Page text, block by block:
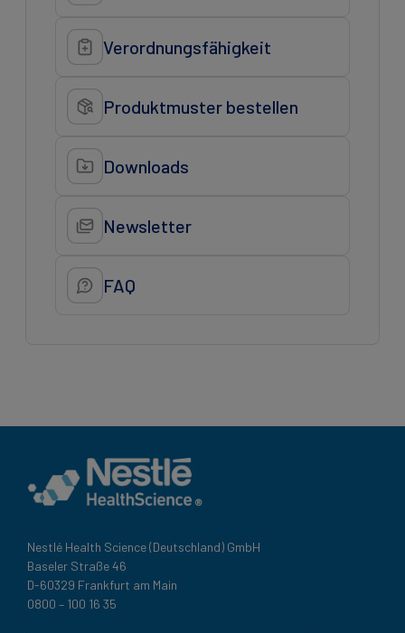
Verordnungsfähigkeit
Produktmuster bestellen
Downloads
Newsletter
FAQ
Nestlé Health Science (Deutschland) GmbH
Baseler Straße 46
D-60329 Frankfurt am Main
0800 – 100 16 35